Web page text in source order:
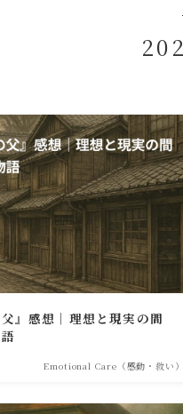
』感想｜理想と現実の間
Emotional Care（感動・救い）